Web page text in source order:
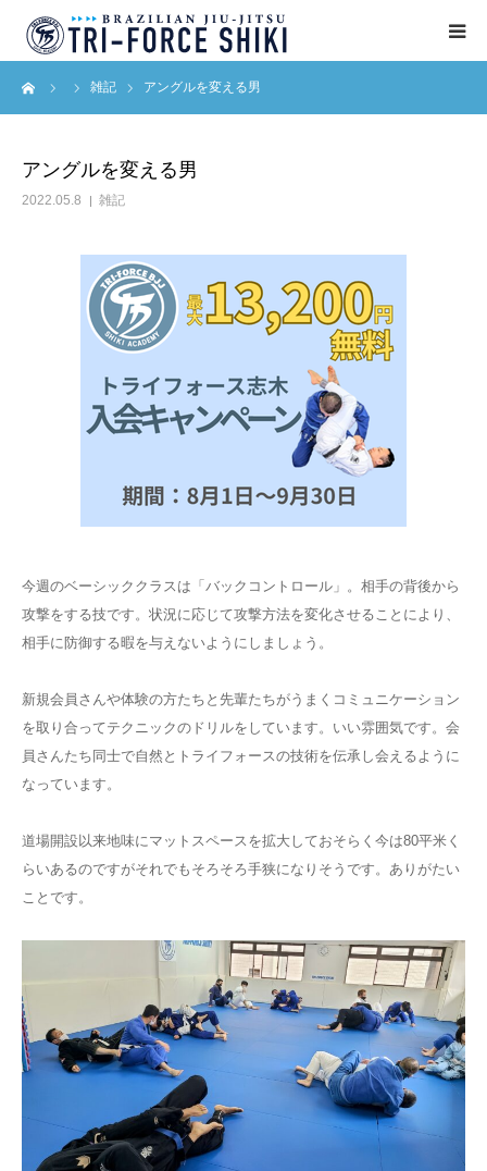
雑記 アングルを変える男
アングルを変える男
2022.05.8 雑記
今週のベーシッククラスは「バックコントロール」。相手の背後から
攻撃をする技です。状況に応じて攻撃方法を変化させることにより、
相手に防御する暇を与えないようにしましょう。
新規会員さんや体験の方たちと先輩たちがうまくコミュニケーション
を取り合ってテクニックのドリルをしています。いい雰囲気です。会
員さんたち同士で自然とトライフォースの技術を伝承し会えるように
なっています。
道場開設以来地味にマットスペースを拡大しておそらく今は80平米く
らいあるのですがそれでもそろそろ手狭になりそうです。ありがたい
ことです。
ABOUT
BLOG
アクセス
English